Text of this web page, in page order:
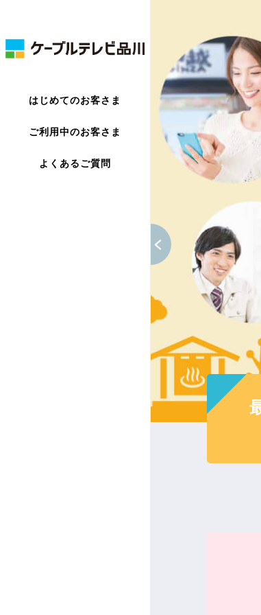
はじめてのお客さま
ご利用中のお客さま
よくあるご質問